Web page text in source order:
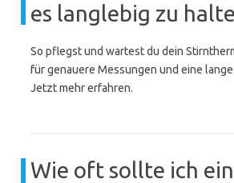
es langlebig zu
So pflegst und wartest du dein
für genauere Messungen und eine
Jetzt mehr erfahren.
Wie oft sollte ich ein